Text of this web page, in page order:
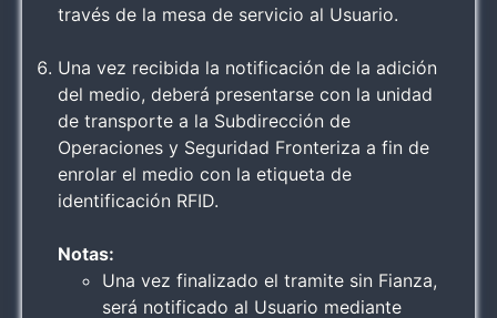
través de la mesa de servicio al Usuario.
Una vez recibida la notificación de la adición
del medio, deberá presentarse con la unidad
de transporte a la Subdirección de
Operaciones y Seguridad Fronteriza a fin de
enrolar el medio con la etiqueta de
identificación RFID.
Notas:
Una vez finalizado el tramite sin Fianza,
será notificado al Usuario mediante